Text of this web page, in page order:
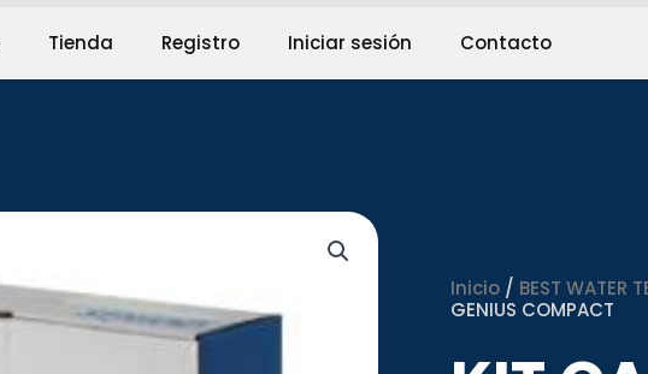
Tienda Registro Iniciar sesión Contacto
Inicio / BEST WATER
GENIUS COMPACT